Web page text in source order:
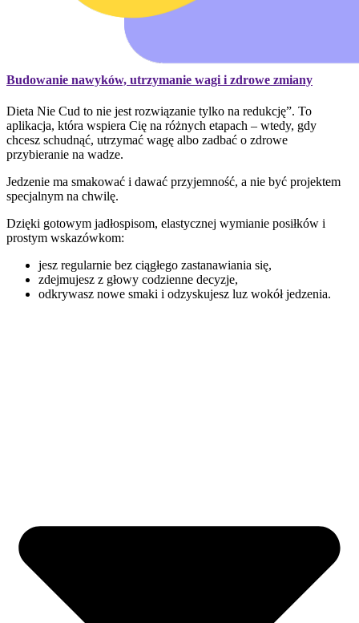
Budowanie nawyków, utrzymanie wagi i zdrowe zmiany
Dieta Nie Cud to nie jest rozwiązanie tylko na redukcję”. To
aplikacja, która wspiera Cię na różnych etapach – wtedy, gdy
chcesz schudnąć, utrzymać wagę albo zadbać o zdrowe
przybieranie na wadze.
Jedzenie ma smakować i dawać przyjemność, a nie być projektem
specjalnym na chwilę.
Dzięki gotowym jadłospisom, elastycznej wymianie posiłków i
prostym wskazówkom:
jesz regularnie bez ciągłego zastanawiania się,
zdejmujesz z głowy codzienne decyzje,
odkrywasz nowe smaki i odzyskujesz luz wokół jedzenia.